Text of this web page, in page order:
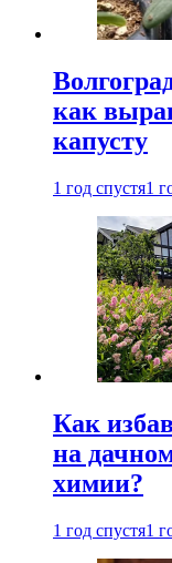
как
капусту
1 год спустя1
Как
на
химии?
1 год спустя1